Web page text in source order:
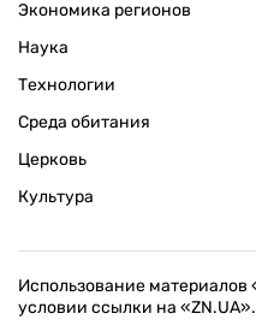
Экономика регионов
Наука
Технологии
Среда обитания
Церковь
Культура
Использование материалов
условии ссылки на «ZN.UA».